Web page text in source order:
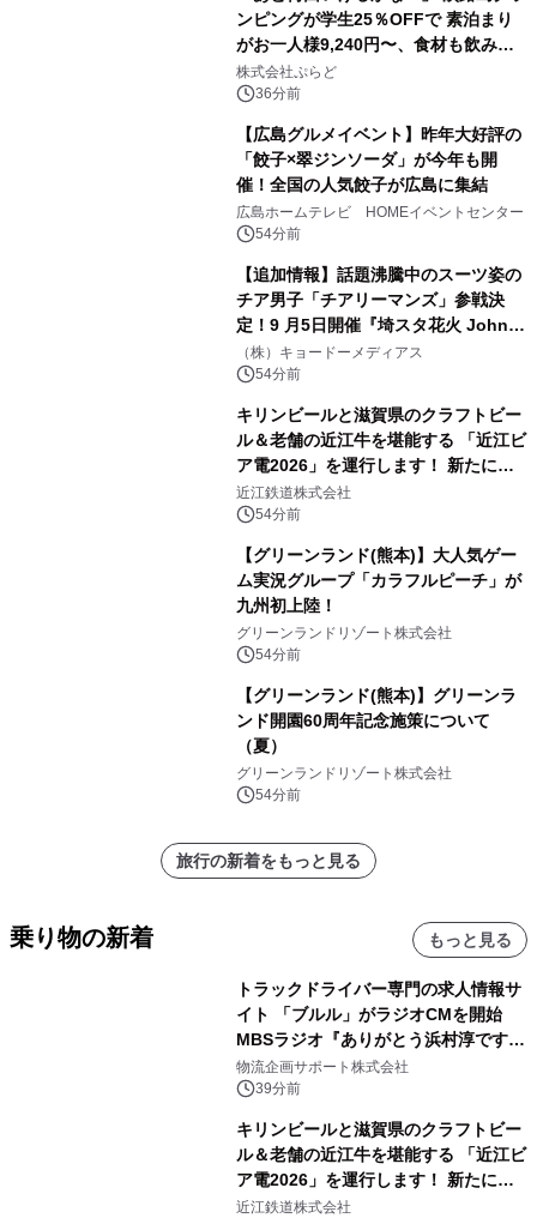
ンピングが学生25％OFFで 素泊まり
がお一人様9,240円〜、食材も飲み物
も持ち込み自由 「グランピングリゾー
ト Awaji」9月30日までの平日限定
株式会社ぷらど
36分前
【広島グルメイベント】昨年大好評の
「餃子×翠ジンソーダ」が今年も開
催！全国の人気餃子が広島に集結
広島ホームテレビ HOMEイベントセンター
54分前
【追加情報】話題沸騰中のスーツ姿の
チア男子「チアリーマンズ」参戦決
定！9 月5日開催『埼スタ花火 John
Williams Fireworks 2026』を大迫力
のパフォーマンスで熱く盛り上げる！
（株）キョードーメディアス
54分前
キリンビールと滋賀県のクラフトビー
ル＆老舗の近江牛を堪能する 「近江ビ
ア電2026」を運行します！ 新たに
「長濱浪漫ビール」が参加！キリン一
番搾り飲み放題が復活！
近江鉄道株式会社
54分前
【グリーンランド(熊本)】大人気ゲー
ム実況グループ「カラフルピーチ」が
九州初上陸！
グリーンランドリゾート株式会社
54分前
【グリーンランド(熊本)】グリーンラ
ンド開園60周年記念施策について
（夏）
グリーンランドリゾート株式会社
54分前
旅行の新着をもっと見る
乗り物の新着 もっと見る
トラックドライバー専門の求人情報サ
イト 「ブルル」がラジオCMを開始
MBSラジオ『ありがとう浜村淳です』
にて8月1日(土)より
物流企画サポート株式会社
39分前
キリンビールと滋賀県のクラフトビー
ル＆老舗の近江牛を堪能する 「近江ビ
ア電2026」を運行します！ 新たに
「長濱浪漫ビール」が参加！キリン一
近江鉄道株式会社